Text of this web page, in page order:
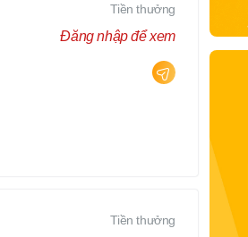
Tiền thưởng
Đăng nhập để xem
Tiền thưởng